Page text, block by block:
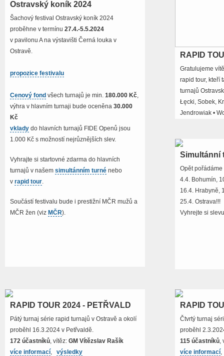
Ostravský koník 2024
Šachový festival Ostravský koník 2024
proběhne v termínu 27.4.-5.5.2024
v pavilonu A na výstavišti Černá louka v
Ostravě.
propozice festivalu
Cenový fond všech turnajů je min. 180.000 Kč,
výhra v hlavním turnaji bude oceněna 30.000
Kč
vklady do hlavních turnajů FIDE Openů jsou
1.000 Kč s možností nejrůznějších slev.
Vyhrajte si startovné zdarma do hlavních
turnajů v našem simultánním turné nebo
v rapid tour.
Součástí festivalu bude i prestižní MČR mužů a
MČR žen (viz MČR).
RAPID
Gratulujeme
rapid tour, kteří
turnajů
Łęcki, Sobek,
Jendrowiak •
Simultánní
Opět
4.4. Bohumín,
16.4. Hrabyně,
25.4. Ostrava!!!
Vyhrejte si
RAPID TOUR 2024 - PETŘVALD
Pátý turnaj série rapid turnajů v Ostravě a okolí
proběhl 16.3.2024 v Petřvaldě.
172 účastníků, vítěz: GM Vítězslav Rašík
více informací, výsledky
RAPID
Čtvrtý turnaj
proběhl
115 účastníků,
více informací